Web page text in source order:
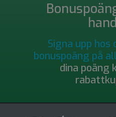
Signa upp hos
bonuspoäng på
dina poäng